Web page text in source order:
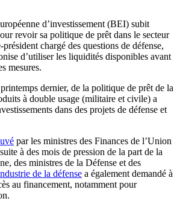
d’investissement (BEI) subit
revoir sa politique de prêt dans le secteur
chargé des questions de défense,
d’utiliser les liquidités disponibles avant
mesures.
dernier, de la politique de prêt de la
à double usage (militaire et civile) a
dans des projets de défense et
par les ministres des Finances de l’Union
à des mois de pression de la part de la
des ministres de la Défense et des
de la défense a également demandé à
au financement, notamment pour